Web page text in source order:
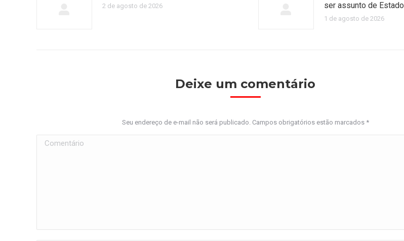
2 de agosto de 2026
ser assunto de Estado
1 de agosto de 2026
Deixe um comentário
Seu endereço de e-mail não será publicado. Campos obrigatórios estão marcados *
Comentário